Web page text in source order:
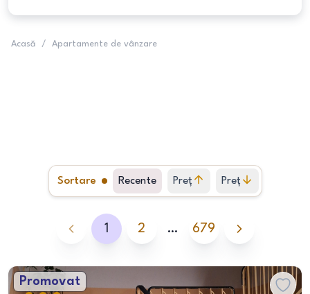
Acasă / Apartamente de vânzare
Sortare Recente Preț
crescător
Preț
descrescător
1 2 … 679
Promovat